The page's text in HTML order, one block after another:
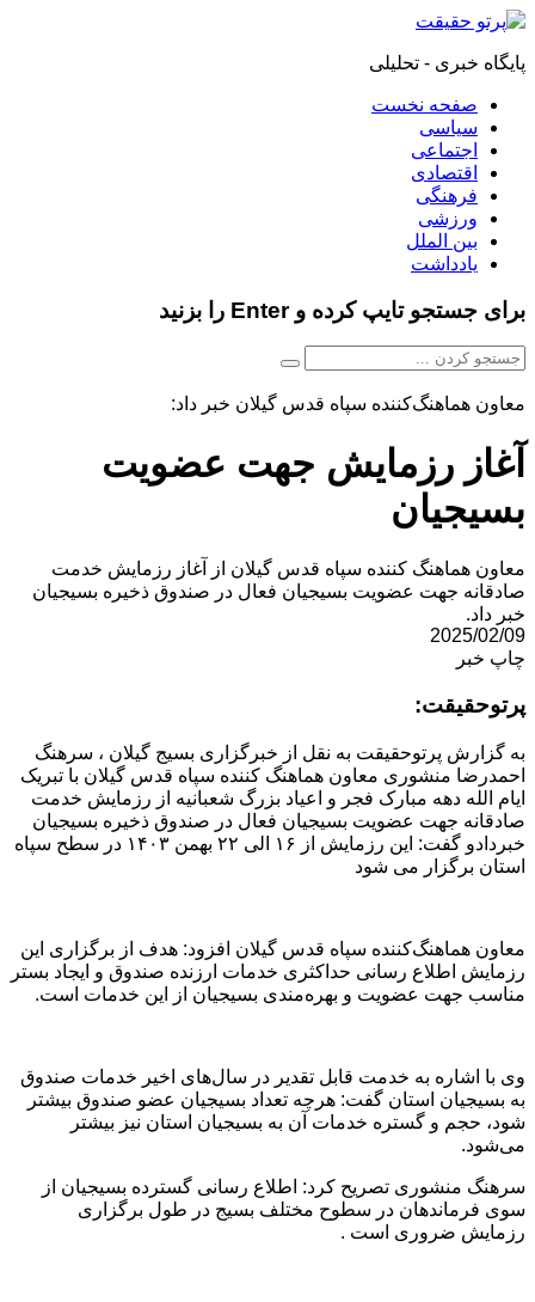
پایگاه خبری - تحلیلی
صفحه نخست
سیاسی
اجتماعی
اقتصادی
فرهنگی
ورزشی
بین الملل
یادداشت
برای جستجو تایپ کرده و Enter را بزنید
معاون هماهنگ‌کننده سپاه قدس گیلان خبر داد:
آغاز رزمایش جهت عضویت
بسیجیان
معاون هماهنگ کننده سپاه قدس گیلان از آغاز رزمایش خدمت
صادقانه جهت عضویت بسیجیان فعال در صندوق ذخیره بسیجیان
خبر داد.
2025/02/09
چاپ خبر
پرتوحقیقت:
به گزارش پرتوحقیقت به نقل از خبرگزاری بسیج گیلان ، سرهنگ
احمدرضا منشوری معاون هماهنگ کننده سپاه قدس گیلان با تبریک
ایام الله دهه مبارک فجر و اعیاد بزرگ شعبانیه از رزمایش خدمت
صادقانه جهت عضویت بسیجیان فعال در صندوق ذخیره بسیجیان
خبردادو گفت: این رزمایش از ۱۶ الی ۲۲ بهمن ۱۴۰۳ در سطح سپاه
استان برگزار می‌ شود‌
معاون هماهنگ‌کننده سپاه قدس گیلان افزود: هدف از برگزاری این
رزمایش اطلاع رسانی حداکثری خدمات ارزنده صندوق و ایجاد بستر
مناسب جهت عضویت و بهره‌مندی بسیجیان از این خدمات است.
وی با اشاره به خدمت قابل تقدیر در سال‌های اخیر خدمات صندوق
به بسیجیان استان گفت: هرچه تعداد بسیجیان عضو صندوق بیشتر
شود، حجم و گستره خدمات آن به بسیجیان استان نیز بیشتر
می‌شود.
سرهنگ منشوری تصریح کرد: اطلاع رسانی گسترده بسیجیان از
سوی فرماندهان در سطوح مختلف بسیج در طول برگزاری
رزمایش ضروری است .